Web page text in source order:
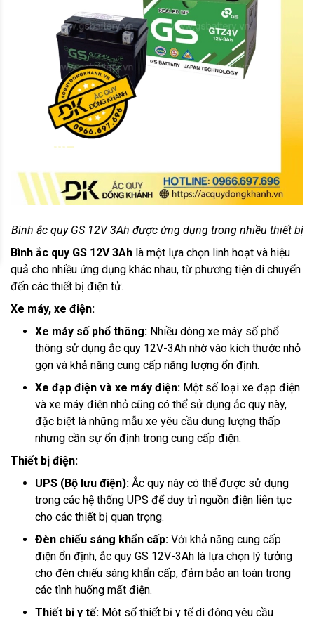
Bình ắc quy GS 12V 3Ah được ứng dụng trong nhiều thiết bị
Bình ắc quy GS 12V 3Ah là một lựa chọn linh hoạt và hiệu
quả cho nhiều ứng dụng khác nhau, từ phương tiện di chuyển
đến các thiết bị điện tử.
Xe máy, xe điện:
Xe máy số phổ thông: Nhiều dòng xe máy số phổ
thông sử dụng ắc quy 12V-3Ah nhờ vào kích thước nhỏ
gọn và khả năng cung cấp năng lượng ổn định.
Xe đạp điện và xe máy điện: Một số loại xe đạp điện
và xe máy điện nhỏ cũng có thể sử dụng ắc quy này,
đặc biệt là những mẫu xe yêu cầu dung lượng thấp
nhưng cần sự ổn định trong cung cấp điện.
Thiết bị điện:
UPS (Bộ lưu điện): Ắc quy này có thể được sử dụng
trong các hệ thống UPS để duy trì nguồn điện liên tục
cho các thiết bị quan trọng.
Đèn chiếu sáng khẩn cấp: Với khả năng cung cấp
điện ổn định, ắc quy GS 12V-3Ah là lựa chọn lý tưởng
cho đèn chiếu sáng khẩn cấp, đảm bảo an toàn trong
các tình huống mất điện.
Thiết bị y tế: Một số thiết bị y tế di động yêu cầu